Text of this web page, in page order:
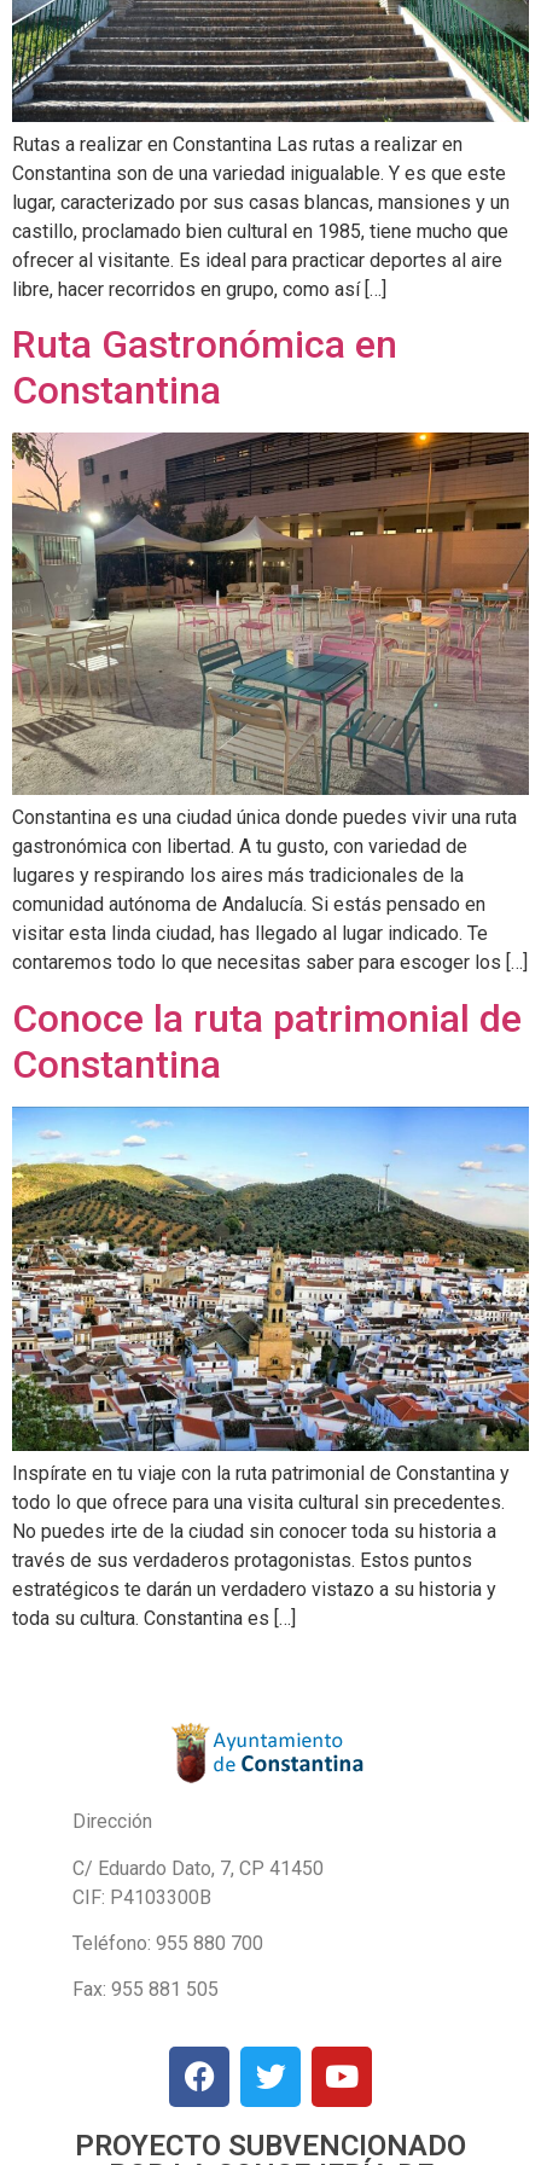
Rutas a realizar en Constantina Las rutas a realizar en
Constantina son de una variedad inigualable. Y es que este
lugar, caracterizado por sus casas blancas, mansiones y un
castillo, proclamado bien cultural en 1985, tiene mucho que
ofrecer al visitante. Es ideal para practicar deportes al aire
libre, hacer recorridos en grupo, como así […]
Ruta Gastronómica en
Constantina
Constantina es una ciudad única donde puedes vivir una ruta
gastronómica con libertad. A tu gusto, con variedad de
lugares y respirando los aires más tradicionales de la
comunidad autónoma de Andalucía. Si estás pensado en
visitar esta linda ciudad, has llegado al lugar indicado. Te
contaremos todo lo que necesitas saber para escoger los […]
Conoce la ruta patrimonial de
Constantina
Inspírate en tu viaje con la ruta patrimonial de Constantina y
todo lo que ofrece para una visita cultural sin precedentes.
No puedes irte de la ciudad sin conocer toda su historia a
través de sus verdaderos protagonistas. Estos puntos
estratégicos te darán un verdadero vistazo a su historia y
toda su cultura. Constantina es […]
Dirección
C/ Eduardo Dato, 7, CP 41450
CIF: P4103300B
Teléfono: 955 880 700
Fax: 955 881 505
PROYECTO SUBVENCIONADO